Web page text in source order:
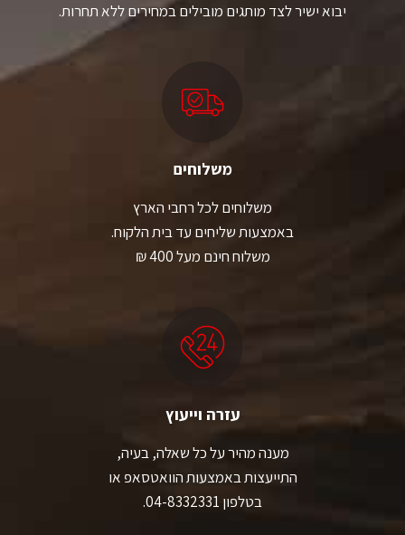
יבוא ישיר לצד מותגים מובילים במחירים ללא תחרות.
משלוחים
משלוחים לכל רחבי הארץ
באמצעות שליחים עד בית הלקוח.
משלוח חינם מעל 400 ₪
עזרה וייעוץ
מענה מהיר על כל שאלה, בעיה,
התייעצות באמצעות הוואטסאפ או
בטלפון 04-8332331.